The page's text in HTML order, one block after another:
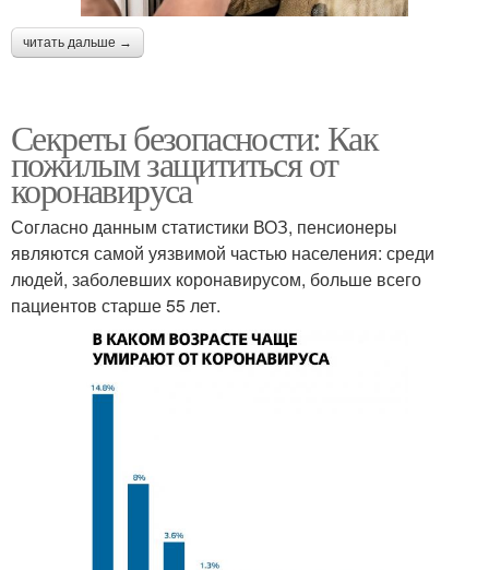
читать дальше →
Секреты безопасности: Как
пожилым защититься от
коронавируса
Согласно данным статистики ВОЗ, пенсионеры
являются самой уязвимой частью населения: среди
людей, заболевших коронавирусом, больше всего
пациентов старше 55 лет.